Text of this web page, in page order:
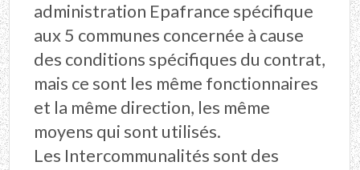
administration Epafrance spécifique
aux 5 communes concernée à cause
des conditions spécifiques du contrat,
mais ce sont les même fonctionnaires
et la même direction, les même
moyens qui sont utilisés.
Les Intercommunalités sont des